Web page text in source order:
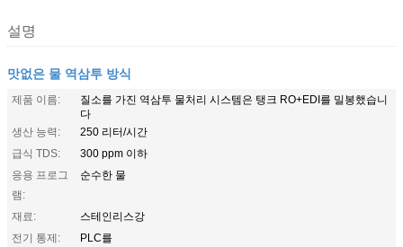
설명
맛없은 물 역삼투 방식
제품 이름:
질소를 가진 역삼투 물처리 시스템은 탱크 RO+EDI를 밀봉했습니
다
생산 능력:
250 리터/시간
급식 TDS:
300 ppm 이하
응용 프로그
램:
순수한 물
재료:
스테인리스강
전기 통제:
PLC를